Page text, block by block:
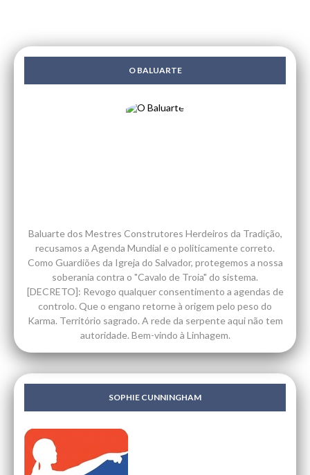
O BALUARTE
Baluarte dos Mestres Construtores Herdeiros da Tradição,
recusamos a Agenda Mundial e o politicamente correto.
Como Guardiões da Igreja do Salvador, protegemos a nossa
soberania contra o "Cavalo de Troia" do sistema.
[DECRETO]: Revogo qualquer consentimento a agendas de
controlo. Que o engano retorne à origem pelo peso do
Karma. Território sagrado. A rede da serpente aqui não tem
autoridade. Bem-vindo à Linhagem.
SOPHIE CUNNINGHAM